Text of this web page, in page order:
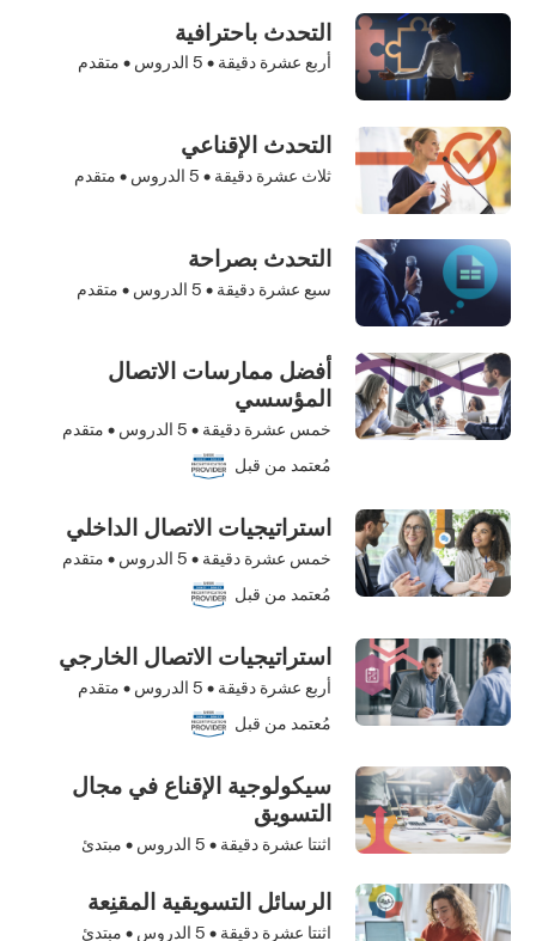
التحدث باحترافية
أربع عشرة دقيقة • 5 الدروس • متقدم
التحدث الإقناعي
ثلاث عشرة دقيقة • 5 الدروس • متقدم
التحدث بصراحة
سبع عشرة دقيقة • 5 الدروس • متقدم
أفضل ممارسات الاتصال
المؤسسي
خمس عشرة دقيقة • 5 الدروس • متقدم
مُعتمد من قبل
استراتيجيات الاتصال الداخلي
خمس عشرة دقيقة • 5 الدروس • متقدم
مُعتمد من قبل
استراتيجيات الاتصال الخارجي
أربع عشرة دقيقة • 5 الدروس • متقدم
مُعتمد من قبل
سيكولوجية الإقناع في مجال
التسويق
اثنتا عشرة دقيقة • 5 الدروس • مبتدئ
الرسائل التسويقية المقنِعة
اثنتا عشرة دقيقة • 5 الدروس • مبتدئ